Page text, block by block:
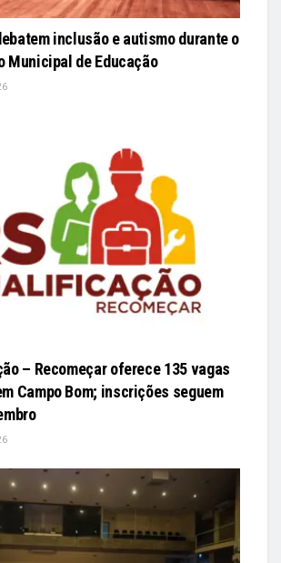
inclusão e autismo durante o
Municipal de Educação
– Recomeçar oferece 135 vagas
Campo Bom; inscrições seguem